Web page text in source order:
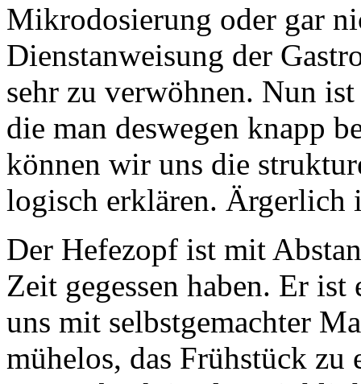
Mikrodosierung oder gar
Dienstanweisung der
sehr zu verwöhnen. Nun
die man deswegen knapp
können wir uns die
logisch erklären. Ärgerlich
Der Hefezopf ist mit
Zeit gegessen haben. Er
uns mit selbstgemachter
mühelos, das Frühstück zu